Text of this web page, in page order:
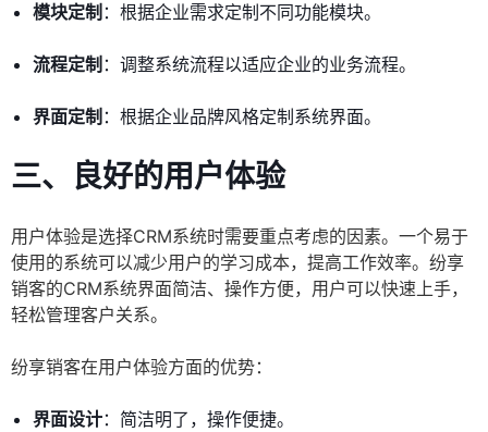
模块定制 ：根据企业需求定制不同功能模块。
流程定制 ：调整系统流程以适应企业的业务流程。
界面定制 ：根据企业品牌风格定制系统界面。
三、良好的用户体验
用户体验是选择CRM系统时需要重点考虑的因素。一个易于
使用的系统可以减少用户的学习成本，提高工作效率。纷享
销客的CRM系统界面简洁、操作方便，用户可以快速上手，
轻松管理客户关系。
纷享销客在用户体验方面的优势：
界面设计：简洁明了，操作便捷。